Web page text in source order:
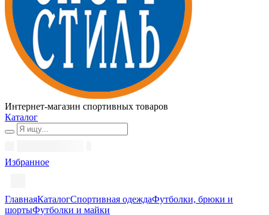
Интернет-магазин спортивных товаров
Каталог
Избранное
ГлавнаяКаталогСпортивная одеждаФутболки, брюки и
шортыФутболки и майки